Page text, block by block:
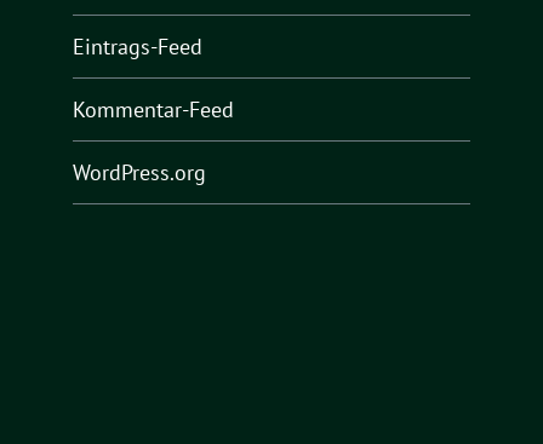
Eintrags-Feed
Kommentar-Feed
WordPress.org